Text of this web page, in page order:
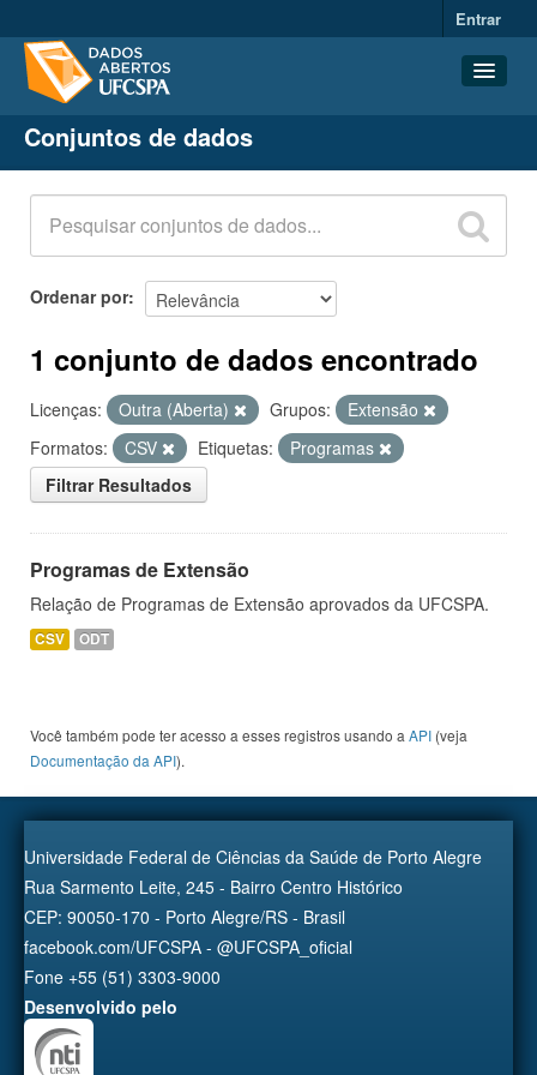
Entrar
Conjuntos de dados
Organizações
Grupos
Sobre
Conjuntos de dados
Ordenar por
1 conjunto de dados encontrado
Licenças: Outra (Aberta) Grupos:
Extensão
Formatos:
CSV Etiquetas:
Programas
Filtrar Resultados
Programas de Extensão
Relação de Programas de Extensão aprovados da UFCSPA.
CSV ODT
Você também pode ter acesso a esses registros usando a API (veja
Documentação da API).
Universidade Federal de Ciências da Saúde de Porto Alegre
Rua Sarmento Leite, 245 - Bairro Centro Histórico
CEP: 90050-170 - Porto Alegre/RS - Brasil
facebook.com/UFCSPA - @UFCSPA_oficial
Fone +55 (51) 3303-9000
Desenvolvido pelo